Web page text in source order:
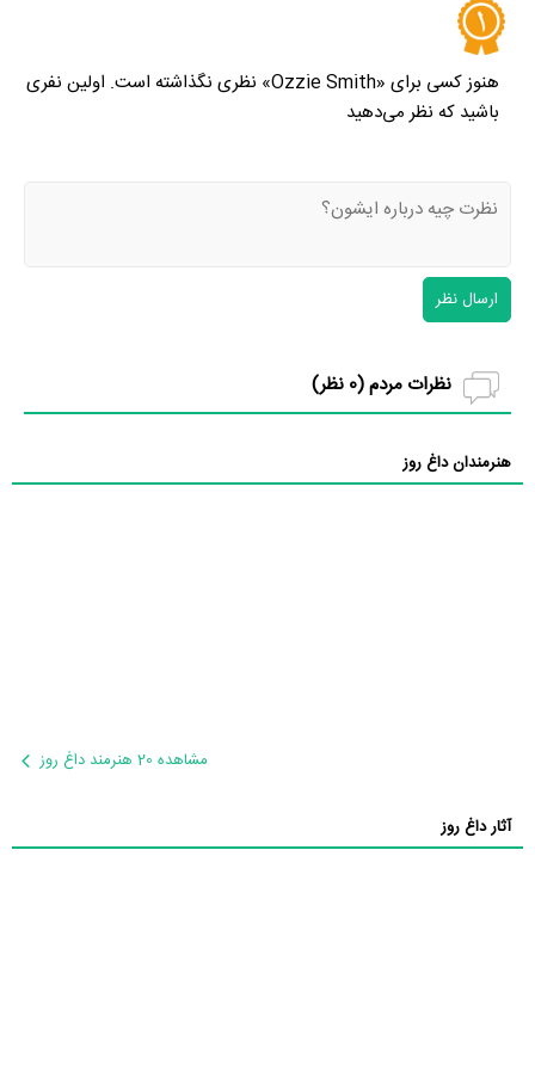
هنوز کسی برای «Ozzie Smith» نظری نگذاشته است. اولین نفری
باشید که نظر می‌دهید
ارسال نظر
نظرات مردم (0 نظر)
هنرمندان داغ روز
مشاهده 20 هنرمند داغ روز
آثار داغ روز